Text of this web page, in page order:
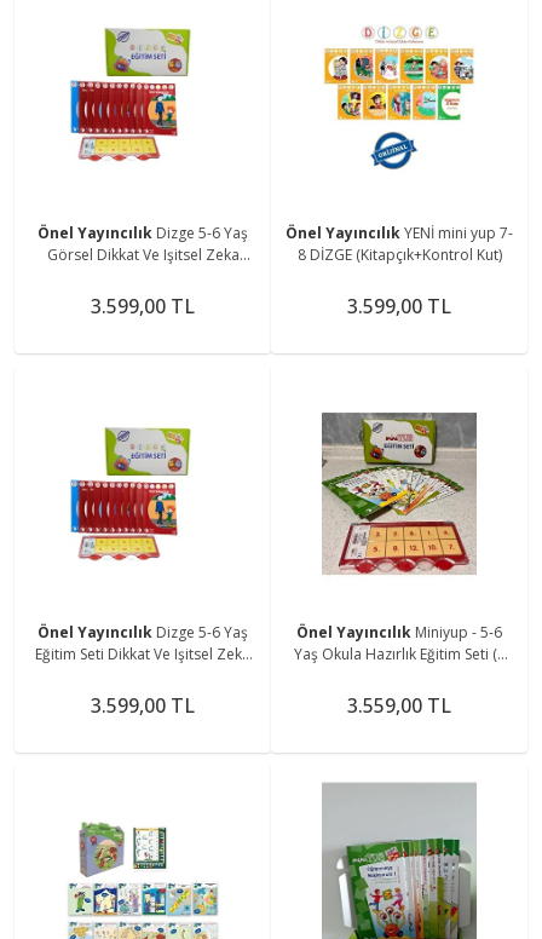
Önel Yayıncılık Dizge 5-6 Yaş
Görsel Dikkat Ve Işitsel Zeka
KONTROL ARACI)
3.599,00 TL
Önel YayıncılıkYENİ mini yup 7-
8 DİZGE (Kitapçık+Kontrol Kut)
3.599,00 TL
Önel Yayıncılık Dizge 5-6 Yaş
Eğitim Seti Dikkat Ve Işitsel Zeka
3.599,00 TL
Önel Yayıncılık Miniyup - 5-6
Yaş Okula Hazırlık Eğitim Seti (8
KONTROL KUTUSU)
3.559,00 TL